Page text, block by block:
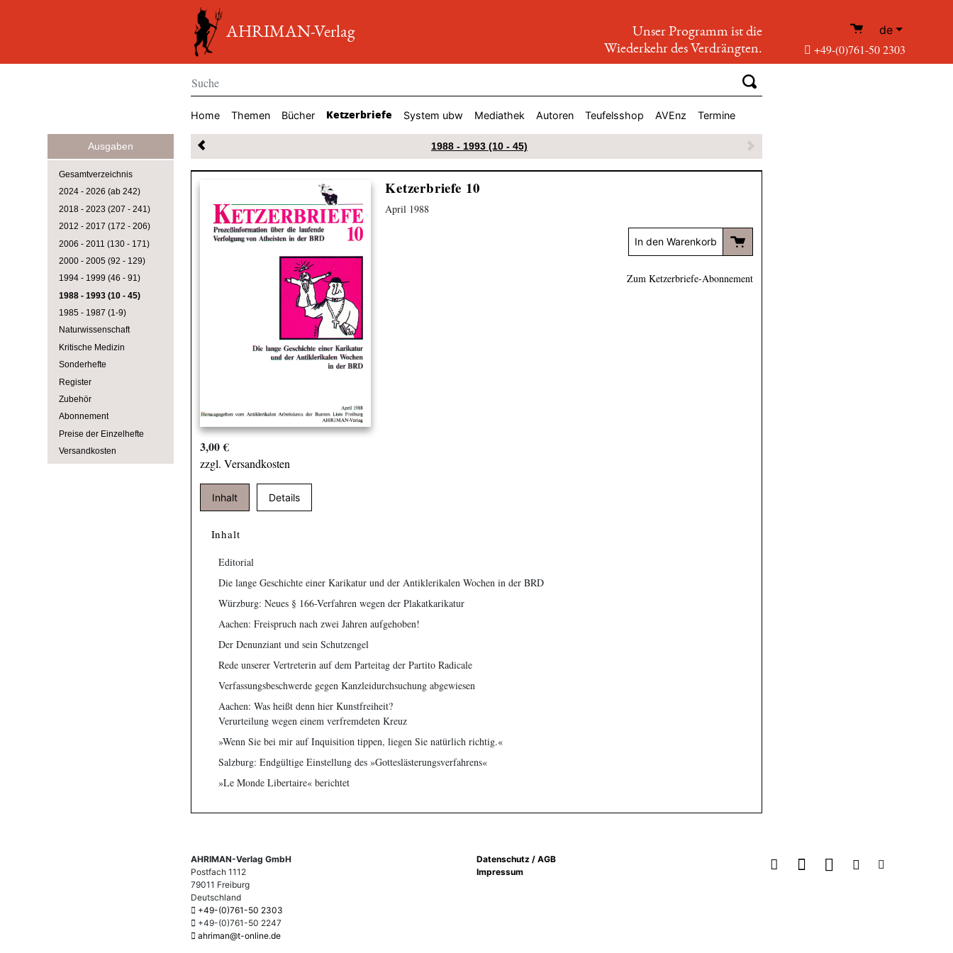
AHRIMAN-Verlag
Unser Programm ist die
Wiederkehr des Verdrängten.
de
+49-(0)761-50 2303
Home Themen Bücher Ketzerbriefe System ubw Mediathek Autoren Teufelsshop AVEnz Termine
Ausgaben
Gesamtverzeichnis
2024 - 2026 (ab 242)
2018 - 2023 (207 - 241)
2012 - 2017 (172 - 206)
2006 - 2011 (130 - 171)
2000 - 2005 (92 - 129)
1994 - 1999 (46 - 91)
1988 - 1993 (10 - 45)
1985 - 1987 (1-9)
Naturwissenschaft
Kritische Medizin
Sonderhefte
Register
Zubehör
Abonnement
Preise der Einzelhefte
Versandkosten
1988 - 1993 (10 - 45)
3,00 €
zzgl. Versandkosten
Ketzerbriefe 10
April 1988
In den Warenkorb
Zum Ketzerbriefe-Abonnement
Inhalt Details
Inhalt
Editorial
Die lange Geschichte einer Karikatur und der Antiklerikalen Wochen in der BRD
Würzburg: Neues § 166-Verfahren wegen der Plakatkarikatur
Aachen: Freispruch nach zwei Jahren aufgehoben!
Der Denunziant und sein Schutzengel
Rede unserer Vertreterin auf dem Parteitag der Partito Radicale
Verfassungsbeschwerde gegen Kanzleidurchsuchung abgewiesen
Aachen: Was heißt denn hier Kunstfreiheit?
Verurteilung wegen einem verfremdeten Kreuz
»Wenn Sie bei mir auf Inquisition tippen, liegen Sie natürlich richtig.«
Salzburg: Endgültige Einstellung des »Gotteslästerungsverfahrens«
»Le Monde Libertaire« berichtet
AHRIMAN-Verlag GmbH
Postfach 1112
79011 Freiburg
Deutschland
+49-(0)761-50 2303
+49-(0)761-50 2247
ahriman@t-online.de
Datenschutz / AGB
Impressum